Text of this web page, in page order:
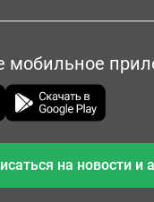
мобильное
на новости и